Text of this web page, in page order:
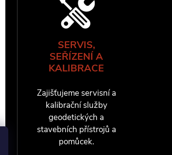
SERVIS,
SEŘÍZENÍ A
KALIBRACE
Zajišťujeme servisní a
kalibrační služby
geodetických a
stavebních přístrojů a
pomůcek.